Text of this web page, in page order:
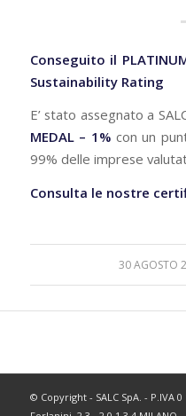
Conseguito il
Sustainability Rating
E’ stato assegnato a
MEDAL – 1% con un
99% delle imprese
Consulta le nostre
30 AGOSTO
/
© Copyright - SALC SpA. - P.IVA